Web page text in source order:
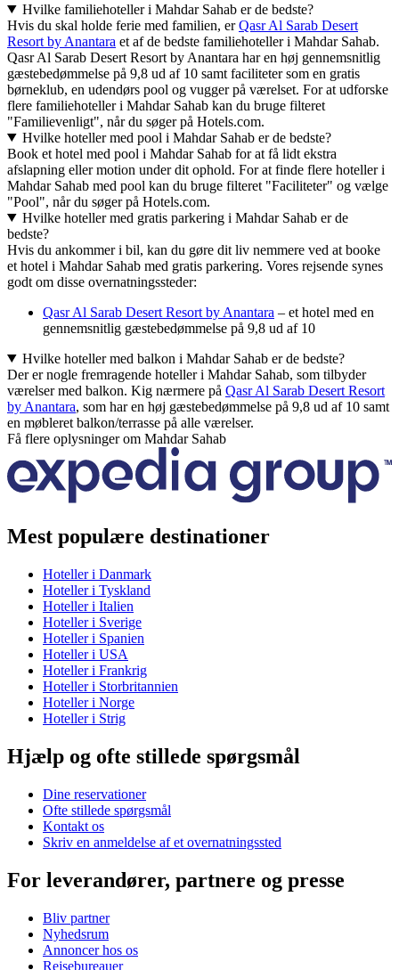
Hvilke familiehoteller i Mahdar Sahab er de bedste?
Hvis du skal holde ferie med familien, erQasr Al Sarab Desert
Resort by Anantara et af de bedste familiehoteller i Mahdar Sahab.
Qasr Al Sarab Desert Resort by Anantara har en høj gennemsnitlig
gæstebedømmelse på 9,8 ud af 10 samt faciliteter som en gratis
børneklub, en udendørs pool og vugger på værelset. For at udforske
flere familiehoteller i Mahdar Sahab kan du bruge filteret
"Familievenligt", når du søger på Hotels.com.
Hvilke hoteller med pool i Mahdar Sahab er de bedste?
Book et hotel med pool i Mahdar Sahab for at få lidt ekstra
afslapning eller motion under dit ophold. For at finde flere hoteller i
Mahdar Sahab med pool kan du bruge filteret "Faciliteter" og vælge
"Pool", når du søger på Hotels.com.
Hvilke hoteller med gratis parkering i Mahdar Sahab er de
bedste?
Hvis du ankommer i bil, kan du gøre dit liv nemmere ved at booke
et hotel i Mahdar Sahab med gratis parkering. Vores rejsende synes
godt om disse overnatningssteder:
Qasr Al Sarab Desert Resort by Anantara – et hotel med en
gennemsnitlig gæstebedømmelse på 9,8 ud af 10
Hvilke hoteller med balkon i Mahdar Sahab er de bedste?
Der er nogle fremragende hoteller i Mahdar Sahab, som tilbyder
værelser med balkon. Kig nærmere på Qasr Al Sarab Desert Resort
by Anantara, som har en høj gæstebedømmelse på 9,8 ud af 10 samt
en møbleret balkon/terrasse på alle værelser.
Få flere oplysninger om Mahdar Sahab
Mest populære destinationer
Hoteller i Danmark
Hoteller i Tyskland
Hoteller i Italien
Hoteller i Sverige
Hoteller i Spanien
Hoteller i USA
Hoteller i Frankrig
Hoteller i Storbritannien
Hoteller i Norge
Hoteller i Strig
Hjælp og ofte stillede spørgsmål
Dine reservationer
Ofte stillede spørgsmål
Kontakt os
Skriv en anmeldelse af et overnatningssted
For leverandører, partnere og presse
Bliv partner
Nyhedsrum
Annoncer hos os
Rejsebureauer